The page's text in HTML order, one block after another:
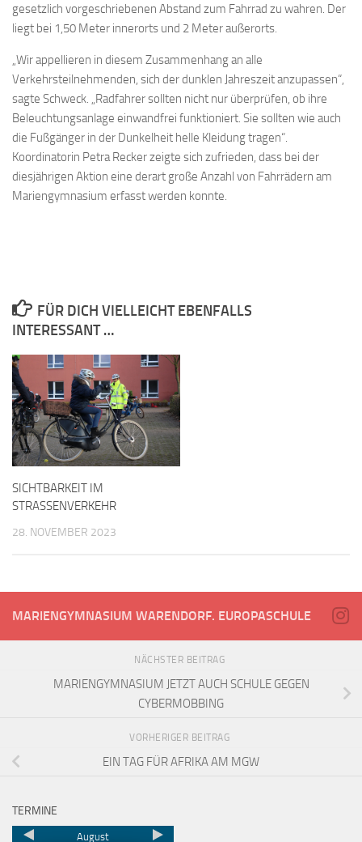
gesetzlich vorgeschriebenen Abstand zum Fahrrad zu wahren. Der
liegt bei 1,50 Meter innerorts und 2 Meter außerorts.
„Wir appellieren in diesem Zusammenhang an alle
Verkehrsteilnehmenden, sich der dunklen Jahreszeit anzupassen“,
sagte Schweck. „Radfahrer sollten nicht nur überprüfen, ob ihre
Beleuchtungsanlage einwandfrei funktioniert. Sie sollten wie auch
die Fußgänger in der Dunkelheit helle Kleidung tragen“.
Koordinatorin Petra Recker zeigte sich zufrieden, dass bei der
diesjährigen Aktion eine derart große Anzahl von Fahrrädern am
Mariengymnasium erfasst werden konnte.
FÜR DICH VIELLEICHT EBENFALLS
INTERESSANT …
SICHTBARKEIT IM
STRASSENVERKEHR
28. NOVEMBER 2023
MARIENGYMNASIUM WARENDORF. EUROPASCHULE
NÄCHSTER BEITRAG
MARIENGYMNASIUM JETZT AUCH SCHULE GEGEN
CYBERMOBBING
VORHERIGER BEITRAG
EIN TAG FÜR AFRIKA AM MGW
TERMINE
August